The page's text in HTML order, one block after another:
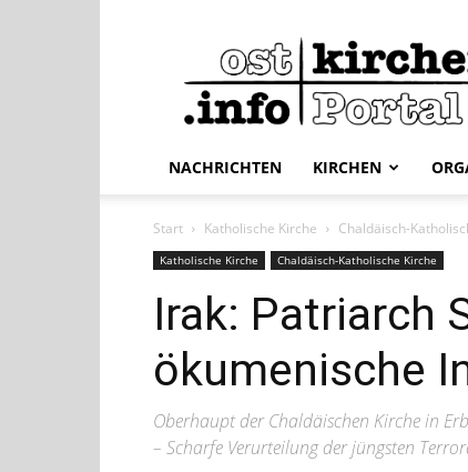
ostkirchen.info
NACHRICHTEN KIRCHEN
Start Katholische Kirche Chaldäisch-
Katholische Kirche Chaldäisch-Katholische Kirche
Irak: Patriarch
ökumenische
Oberhaupt der Chaldäischen Kirche in
– Scharfe Verurteilung der jüngsten